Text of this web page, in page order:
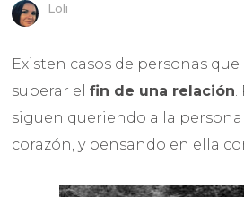
Loli
Existen casos de personas
superar elfin de una relación.
siguen queriendo a la persona
corazón, y pensando en ella